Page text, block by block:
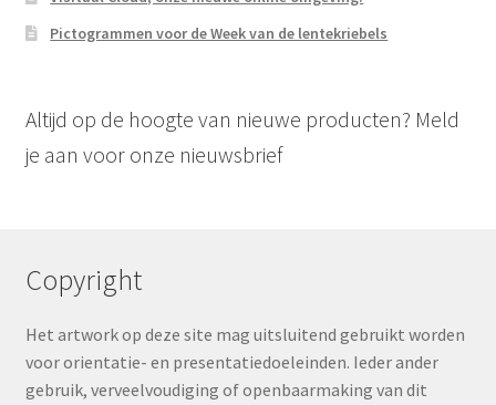
Pictogrammen voor de Week van de lentekriebels
Altijd op de hoogte van nieuwe producten? Meld
je aan voor onze nieuwsbrief
Copyright
Het artwork op deze site mag uitsluitend gebruikt worden
voor orientatie- en presentatiedoeleinden. Ieder ander
gebruik, verveelvoudiging of openbaarmaking van dit